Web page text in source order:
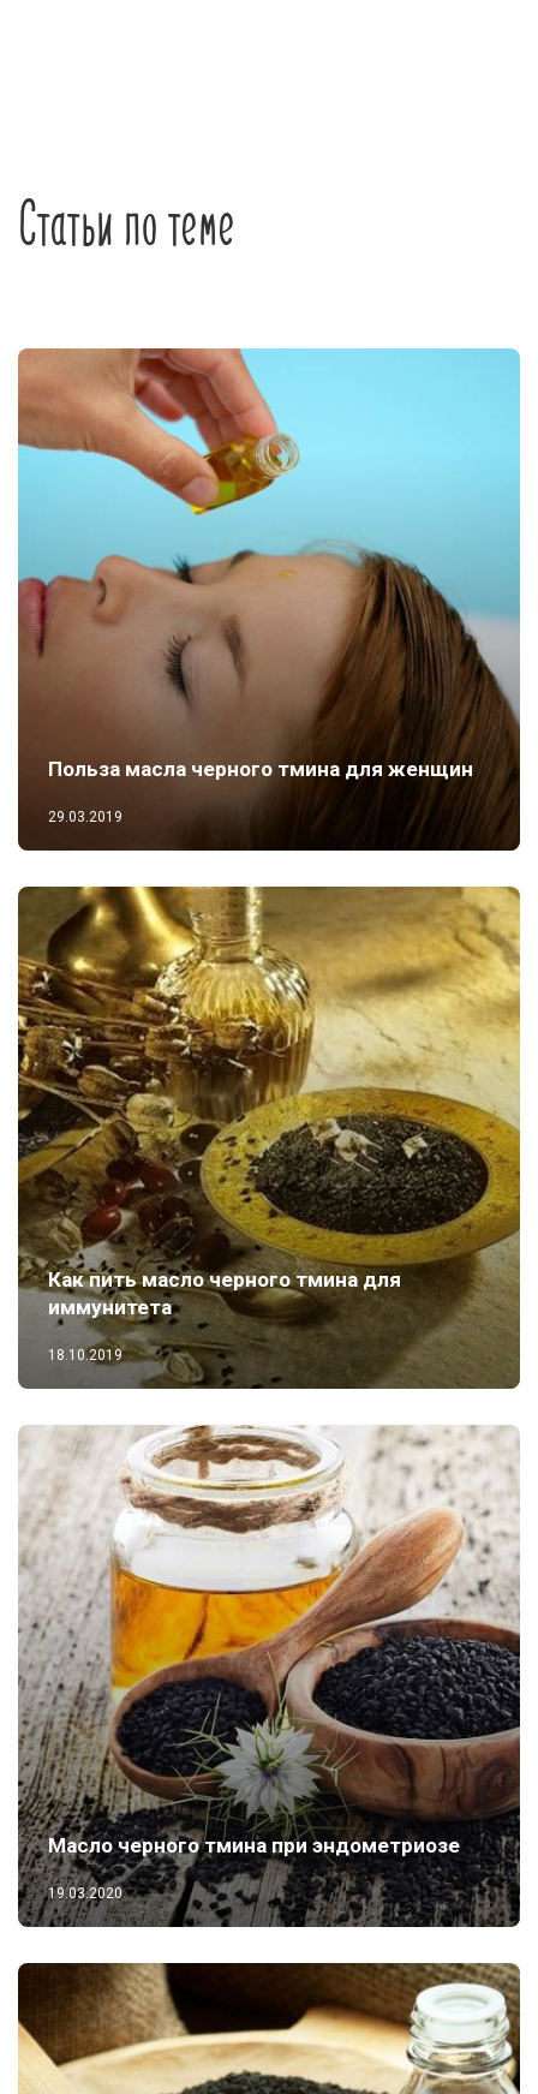
Статьи по теме
Польза масла черного тмина для женщин
29.03.2019
Как пить масло черного тмина для
иммунитета
18.10.2019
Масло черного тмина при эндометриозе
19.03.2020